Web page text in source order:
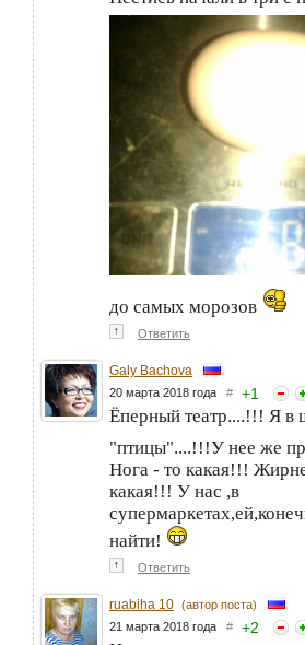
до самых морозов
↑ Ответить
Galy Bachova
20 марта 2018 года # +1
Ёперный театр....!!! Я в
"птицы"....!!!У нее же
Нога - то какая!!!
какая!!! У нас ,в
найти!
↑ Ответить
ruabiha 10 (автор поста)
21 марта 2018 года # +2